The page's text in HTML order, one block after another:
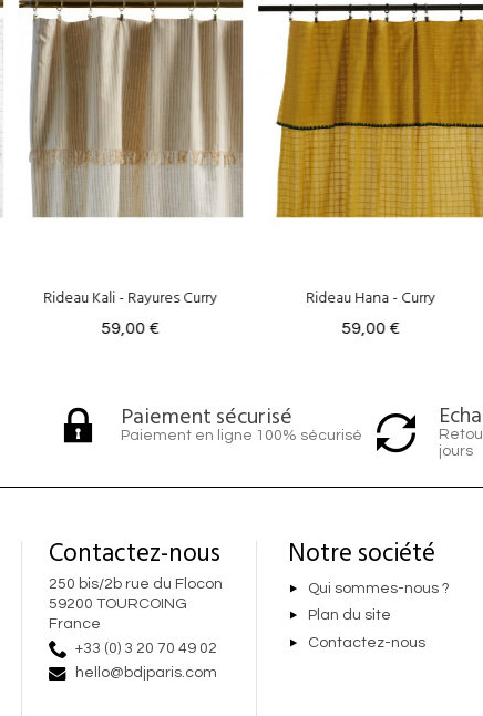
Rideau Hana - Curry
59,00 €
Rideau - Hana Terracotta
59,00 €
Paiement sécurisé
Paiement en ligne 100% sécurisé
jours
Contactez-nous
250 bis/2b rue du Flocon
59200 TOURCOING
France
+33 (0) 3 20 70 49 02
hello@bdjparis.com
Notre société
Qui sommes-nous ?
Plan du site
Contactez-nous